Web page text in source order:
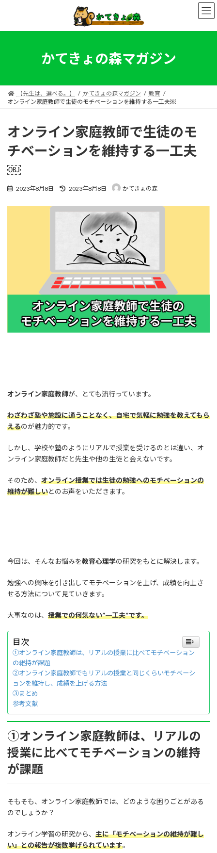
ン
ー
かてきょの森マガジン
【先生は、選べる。】 かてきょの森マガジン
教育
オンライン家庭教師で生徒のモチベーションを維持する一工夫￼
オンライン家庭教師で生徒のモ
チベーションを維持する一工夫
￼
2023年8月8日
最
新
2023年8月8日 かてきょの森
オンライン家庭教師が、とても流行っています。
わざわざ塾や施設に通うことなく、自宅で気軽に勉強を教えてもら
えるのが魅力的です。
しかし、学校や塾のようにリアルで授業を受けるのとは違い、オ
ンライン家庭教師だと先生や他の生徒と会えないです。
そのため、 オンライン授業では生徒の勉強へのモチベーションの
維持が難しいとのお声をいただきます。
今回は、そんなお悩みを教育心理学の研究をもとに解決します。
勉強への興味を引き出してモチベーションを上げ、成績を向上さ
せる方法について見ていきます。
大事なのは、 授業での何気ない”一工夫”です。
目次
①オンライン家庭教師は、リアルの授業に比べてモチベーション
の維持が課題
②オンライン家庭教師でもリアルの授業と同じくらいモチベーシ
ョンを維持し、成績を上げる方法
③まとめ
参考文献
①オンライン家庭教師は、リアルの
授業に比べてモチベーションの維持
が課題
そもそも、オンライン家庭教師では、どのような困りごとがある
のでしょうか？
オンライン学習の研究から、 主に「モチベーションの維持が難し
い」との報告が複数挙げられています。